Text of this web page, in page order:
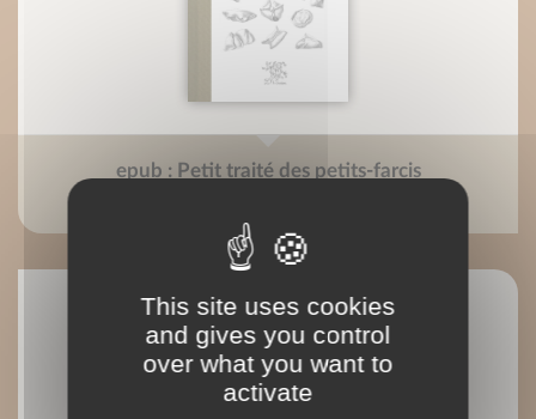
epub : Petit traité des petits-farcis
This site uses cookies
and gives you control
over what you want to
activate